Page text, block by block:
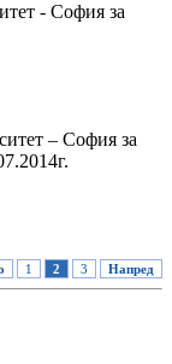
- София за
– София за
1 2 3 Напред